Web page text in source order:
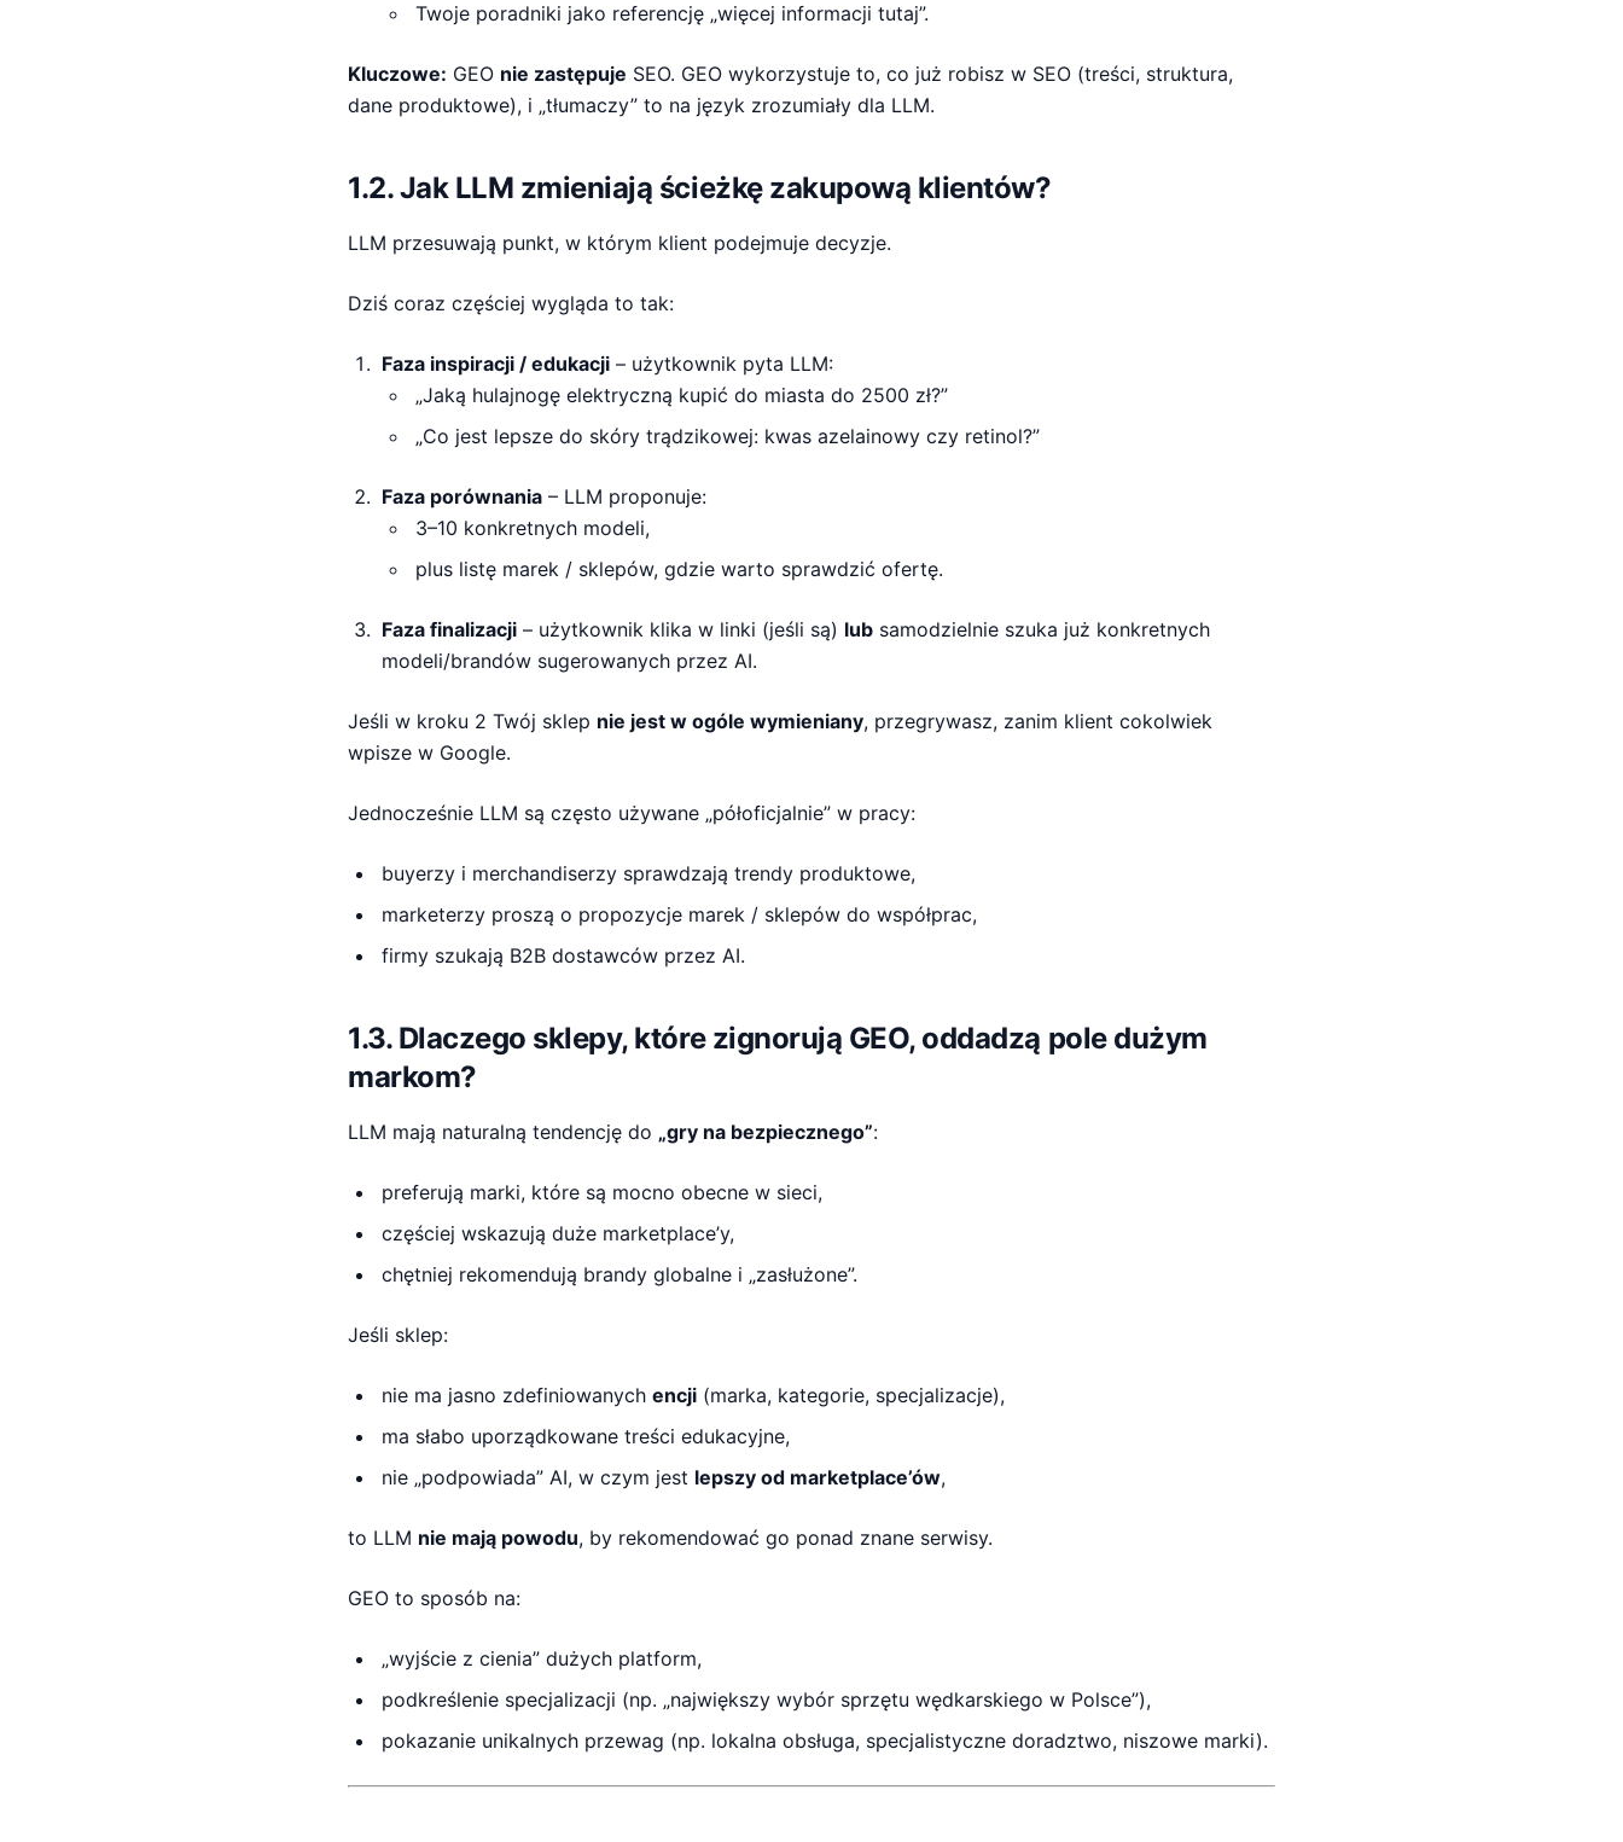
Twoje poradniki jako referencję „więcej informacji tutaj”.
Kluczowe: GEO nie zastępuje SEO. GEO wykorzystuje to, co już robisz w SEO (treści, struktura,
dane produktowe), i „tłumaczy” to na język zrozumiały dla LLM.
1.2. Jak LLM zmieniają ścieżkę zakupową klientów?
LLM przesuwają punkt, w którym klient podejmuje decyzje.
Dziś coraz częściej wygląda to tak:
Faza inspiracji / edukacji – użytkownik pyta LLM:
„Jaką hulajnogę elektryczną kupić do miasta do 2500 zł?”
„Co jest lepsze do skóry trądzikowej: kwas azelainowy czy retinol?”
Faza porównania – LLM proponuje:
3–10 konkretnych modeli,
plus listę marek / sklepów, gdzie warto sprawdzić ofertę.
Faza finalizacji – użytkownik klika w linki (jeśli są) lub samodzielnie szuka już konkretnych
modeli/brandów sugerowanych przez AI.
Jeśli w kroku 2 Twój sklep nie jest w ogóle wymieniany, przegrywasz, zanim klient cokolwiek
wpisze w Google.
Jednocześnie LLM są często używane „półoficjalnie” w pracy:
buyerzy i merchandiserzy sprawdzają trendy produktowe,
marketerzy proszą o propozycje marek / sklepów do współprac,
firmy szukają B2B dostawców przez AI.
1.3. Dlaczego sklepy, które zignorują GEO, oddadzą pole dużym
markom?
LLM mają naturalną tendencję do „gry na bezpiecznego”:
preferują marki, które są mocno obecne w sieci,
częściej wskazują duże marketplace’y,
chętniej rekomendują brandy globalne i „zasłużone”.
Jeśli sklep:
nie ma jasno zdefiniowanych encji (marka, kategorie, specjalizacje),
ma słabo uporządkowane treści edukacyjne,
nie „podpowiada” AI, w czym jest lepszy od marketplace’ów,
to LLM nie mają powodu, by rekomendować go ponad znane serwisy.
GEO to sposób na:
„wyjście z cienia” dużych platform,
podkreślenie specjalizacji (np. „największy wybór sprzętu wędkarskiego w Polsce”),
pokazanie unikalnych przewag (np. lokalna obsługa, specjalistyczne doradztwo, niszowe marki).